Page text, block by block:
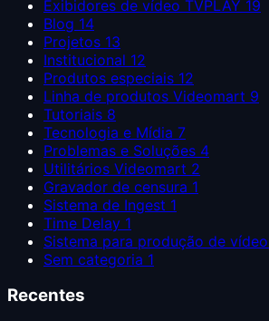
Exibidores de vídeo TVPLAY 19
Blog 14
Projetos 13
Institucional 12
Produtos especiais 12
Linha de produtos Videomart 9
Tutoriais 8
Tecnologia e Mídia 7
Problemas e Soluções 4
Utilitários Videomart 2
Gravador de censura 1
Sistema de Ingest 1
Time Delay 1
Sistema para produção de vídeo
Sem categoria 1
Recentes